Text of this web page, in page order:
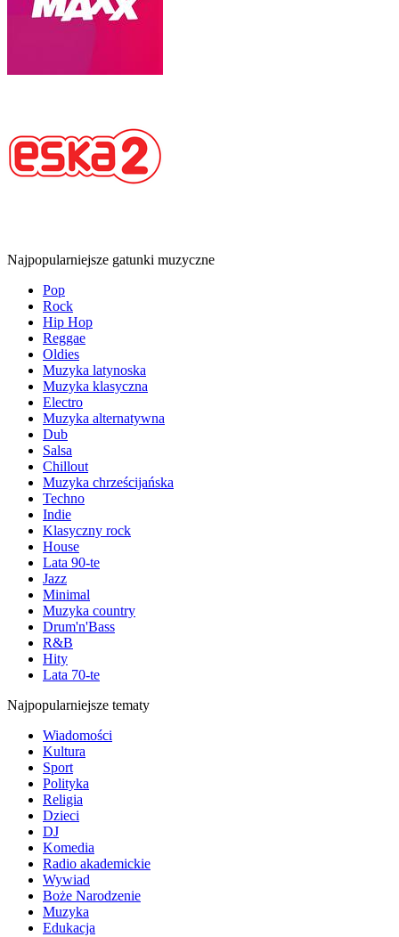
Najpopularniejsze gatunki muzyczne
Pop
Rock
Hip Hop
Reggae
Oldies
Muzyka latynoska
Muzyka klasyczna
Electro
Muzyka alternatywna
Dub
Salsa
Chillout
Muzyka chrześcijańska
Techno
Indie
Klasyczny rock
House
Lata 90-te
Jazz
Minimal
Muzyka country
Drum'n'Bass
R&B
Hity
Lata 70-te
Najpopularniejsze tematy
Wiadomości
Kultura
Sport
Polityka
Religia
Dzieci
DJ
Komedia
Radio akademickie
Wywiad
Boże Narodzenie
Muzyka
Edukacja